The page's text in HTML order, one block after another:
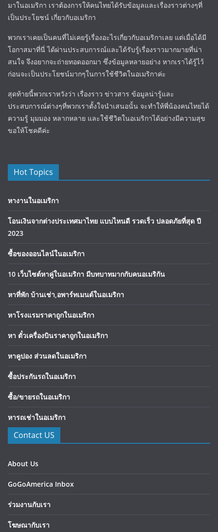
มาในอเมริกา เราต้องการให้คนไทยได้รับข้อมูลและเรื่องราวต่างๆที่
เป็นประโยชน์ เกี่ยวกับอเมริกา
พวกเราเคยเป็นคนที่ไม่เคยรู้เรื่องอะไรเกี่ยวกับอเมริกาเลย แต่เมื่อได้มี
โอกาสมาที่นี่ ได้ผ่านประสบการณ์และได้รับรู้เรื่องราวมากมายที่น่า
สนใจ จึงอยากจะถ่ายทอดออกมา ซึ่งข้อมูลหลายอย่าง หากเราได้รู้ไว้
ก่อนจะเป็นประโยชน์มากๆในการใช้ชีวิตในอเมริกาค่ะ
สุดท้ายนี้พวกเราหวังว่า เรื่องราว ข่าวสาร ข้อมูลน่ารู้และ
ประสบการณ์ต่างๆที่พวกเราตั้งใจนำเสนอนั้น จะทำให้พี่น้องคนไทยได้
ความรู้ มุมมอง หลากหลาย และใช้ชีวิตในอเมริกาได้อย่างมีความสุข
ขอให้โชคดีค่ะ
Hot Topics
หางานในอเมริกา
โอนเงินจากต่างประเทศมาไทย แบบไหนดี รวดเร็ว ปลอดภัยที่สุด ปี
2023
ซื้อของออนไลน์ในอเมริกา
10 เว็บไซต์หาคู่ในอเมริกา มีบทบาทมากกับคนอเมริกัน
หาที่พัก บ้านเช่า,อพาร์ทเมนต์ในอเมริกา
หาโรงแรมราคาถูกในอเมริกา
หา ตั๋วเครื่องบินราคาถูกในอเมริกา
หาคูปอง ส่วนลดในอเมริกา
ซื้อประกันรถในอเมริกา
ซื้อ/ขายรถในอเมริกา
หารถเช่าในอเมริกา
Contact US
About Us
GoGoAmerica Inbox
ร่วมงานกับเรา
โฆษณากับเรา